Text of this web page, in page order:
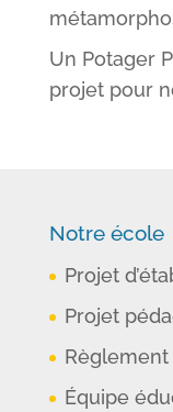
Un Potager
projet pour
Notre école
Projet
Projet
Équipe